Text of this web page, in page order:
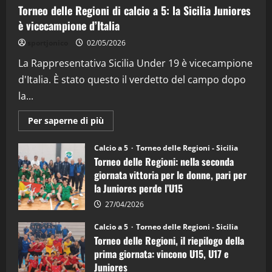
"SportEmpire" in Podcast
“SportEmpire” in Podcast: 26^ Puntata
08/04/2026
Torneo delle Regioni di calcio a 5: la Sicilia Juniores
è vicecampione d’Italia
02/05/2026
La Rappresentativa Sicilia Under 19 è vicecampione
d'Italia. È stato questo il verdetto del campo dopo
la...
Per saperne di più
informazioni
Torneo
delle
Regioni
di
calcio
a
5:
la
Juniores
è
vicecampione
d’Italia
Calcio a 5 Torneo delle Regioni - Sicilia
Torneo delle Regioni: nella seconda
giornata vittoria per le donne, pari per
la Juniores perde l’U15
27/04/2026
Calcio a 5 Torneo delle Regioni - Sicilia
Torneo delle Regioni, il riepilogo della
prima giornata: vincono U15, U17 e
Juniores